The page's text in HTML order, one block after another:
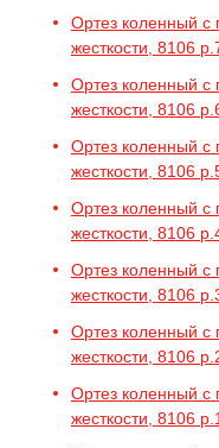
Ортез коленный с
жесткости, 8106
Ортез коленный с
жесткости, 8106
Ортез коленный с
жесткости, 8106
Ортез коленный с
жесткости, 8106
Ортез коленный с
жесткости, 8106
Ортез коленный с
жесткости, 8106
Ортез коленный с
жесткости, 8106 р.1